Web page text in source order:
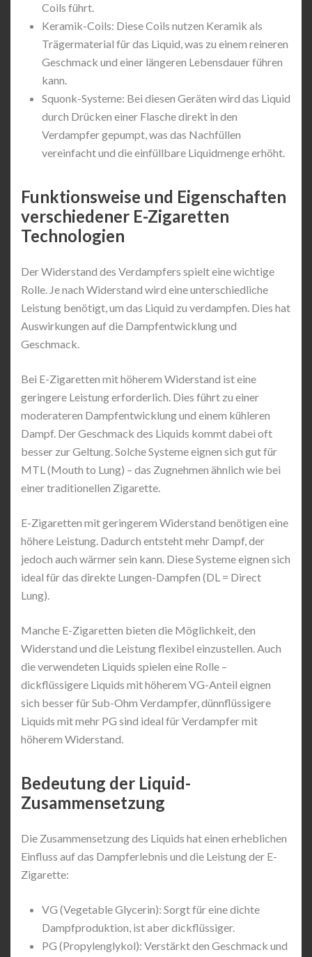
Coils führt.
Keramik-Coils: Diese Coils nutzen Keramik als
Trägermaterial für das Liquid, was zu einem reineren
Geschmack und einer längeren Lebensdauer führen
kann.
Squonk-Systeme: Bei diesen Geräten wird das Liquid
durch Drücken einer Flasche direkt in den
Verdampfer gepumpt, was das Nachfüllen
vereinfacht und die einfüllbare Liquidmenge erhöht.
Funktionsweise und Eigenschaften
verschiedener E-Zigaretten
Technologien
Der Widerstand des Verdampfers spielt eine wichtige
Rolle. Je nach Widerstand wird eine unterschiedliche
Leistung benötigt, um das Liquid zu verdampfen. Dies hat
Auswirkungen auf die Dampfentwicklung und
Geschmack.
Bei E-Zigaretten mit höherem Widerstand ist eine
geringere Leistung erforderlich. Dies führt zu einer
moderateren Dampfentwicklung und einem kühleren
Dampf. Der Geschmack des Liquids kommt dabei oft
besser zur Geltung. Solche Systeme eignen sich gut für
MTL (Mouth to Lung) – das Zugnehmen ähnlich wie bei
einer traditionellen Zigarette.
E-Zigaretten mit geringerem Widerstand benötigen eine
höhere Leistung. Dadurch entsteht mehr Dampf, der
jedoch auch wärmer sein kann. Diese Systeme eignen sich
ideal für das direkte Lungen-Dampfen (DL = Direct
Lung).
Manche E-Zigaretten bieten die Möglichkeit, den
Widerstand und die Leistung flexibel einzustellen. Auch
die verwendeten Liquids spielen eine Rolle –
dickflüssigere Liquids mit höherem VG-Anteil eignen
sich besser für Sub-Ohm Verdampfer, dünnflüssigere
Liquids mit mehr PG sind ideal für Verdampfer mit
höherem Widerstand.
Bedeutung der Liquid-
Zusammensetzung
Die Zusammensetzung des Liquids hat einen erheblichen
Einfluss auf das Dampferlebnis und die Leistung der E-
Zigarette:
VG (Vegetable Glycerin): Sorgt für eine dichte
Dampfproduktion, ist aber dickflüssiger.
PG (Propylenglykol): Verstärkt den Geschmack und